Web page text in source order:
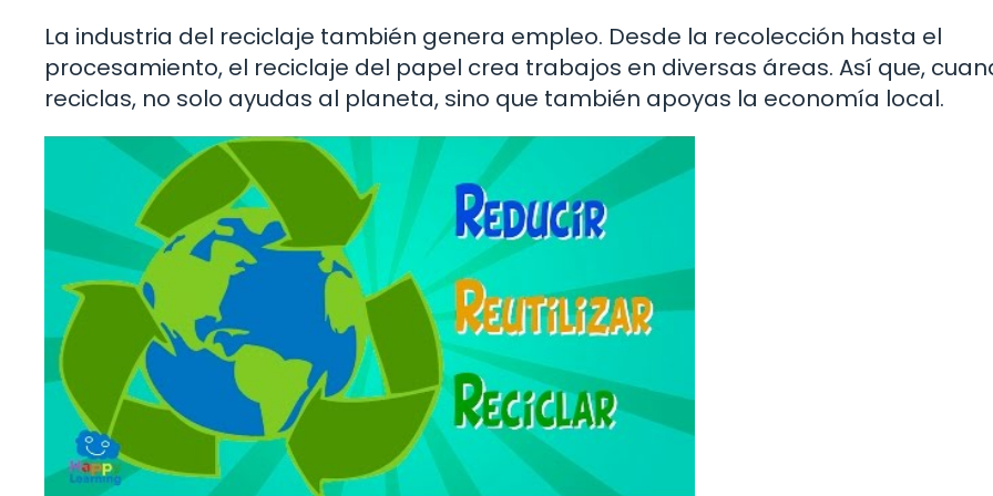
La industria del reciclaje también genera empleo. Desde la recolección hasta el
procesamiento, el reciclaje del papel crea trabajos en diversas áreas. Así que,
reciclas, no solo ayudas al planeta, sino que también apoyas la economía local.